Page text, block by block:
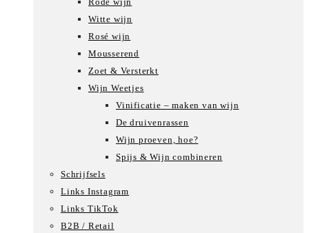
Witte wijn
Rosé wijn
Mousserend
Zoet & Versterkt
Wijn Weetjes
Vinificatie – maken van wijn
De druivenrassen
Wijn proeven, hoe?
Spijs & Wijn combineren
Schrijfsels
Links Instagram
Links TikTok
B2B / Retail